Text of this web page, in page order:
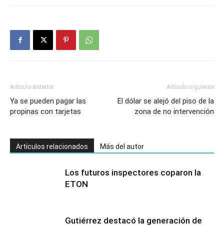
Artículo anterior
Ya se pueden pagar las
propinas con tarjetas
Artículo siguiente
El dólar se alejó del piso de la
zona de no intervención
Artículos relacionados Más del autor
Los futuros inspectores coparon la
ETON
Gutiérrez destacó la generación de